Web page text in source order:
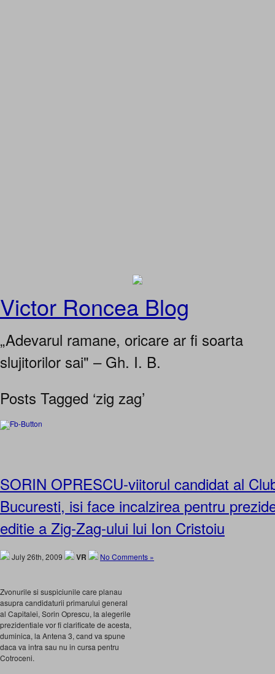
Victor Roncea Blog
„Adevarul ramane, oricare ar fi soarta
slujitorilor sai" – Gh. I. B.
Posts Tagged ‘zig zag’
SORIN OPRESCU-viitorul candidat al
Bucuresti, isi face incalzirea pentru
editie a Zig-Zag-ului lui Ion Cristoiu
July 26th, 2009 VR No Comments »
Zvonurile si suspiciunile care planau
asupra candidaturii primarului general
al Capitalei, Sorin Oprescu, la alegerile
prezidentiale vor fi clarificate de acesta,
duminica, la Antena 3, cand va spune
daca va intra sau nu in cursa pentru
Cotroceni.